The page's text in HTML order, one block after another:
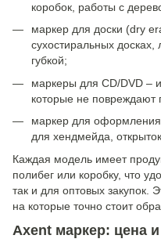
коробок, работы с
маркер для доски (dry
сухостиральных досках,
губкой;
маркеры для CD/DVD –
которые не повреждают
маркер для
для хендмейда,
Каждая модель имеет
полибег или коробку, что
так и для оптовых закупок.
на которые точно стоит
Axent маркер: цена